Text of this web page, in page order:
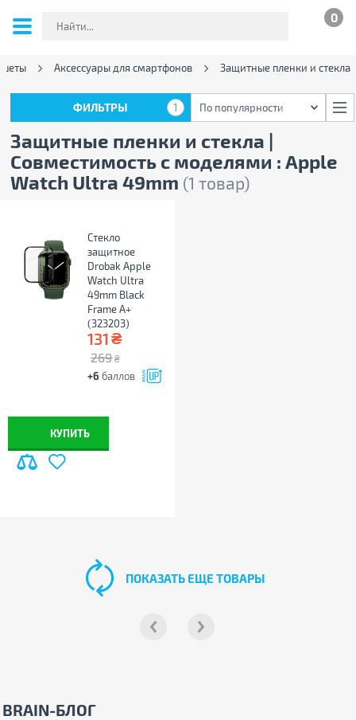
0
Аксессуары для смартфонов Защитные пленки и стекла
Защитные пленки и стекла |
Совместимость с моделями : Apple
Watch Ultra 49mm (1 товар)
ФИЛЬТРЫ 1 По популярности
Стекло
защитное
Drobak Apple
Watch Ultra
49mm Black
Frame A+
(323203)
131₴
269 ₴
+6 баллов
КУПИТЬ
ПОКАЗАТЬ ЕЩЕ ТОВАРЫ
BRAIN-БЛОГ
ФИЛЬТРЫ 1 По популярности